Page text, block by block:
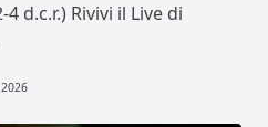
4 d.c.r.) Rivivi il Live di